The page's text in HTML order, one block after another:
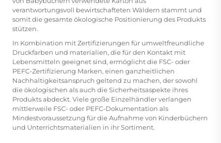
verantwortungsvoll bewirtschafteten Wäldern stammt und
somit die gesamte ökologische Positionierung des Produkts
stützen.
In Kombination mit Zertifizierungen für umweltfreundliche
Druckfarben und materialien, die für den Kontakt mit
Lebensmitteln geeignet sind, ermöglicht die FSC- oder
PEFC-Zertifizierung Marken, einen ganzheitlichen
Nachhaltigkeitsanspruch geltend zu machen, der sowohl
die ökologischen als auch die Sicherheitsaspekte ihres
Produkts abdeckt. Viele große Einzelhändler verlangen
mittlerweile FSC- oder PEFC-Dokumentation als
Mindestvoraussetzung für die Aufnahme von Kinderbüchern
und Unterrichtsmaterialien in ihr Sortiment.